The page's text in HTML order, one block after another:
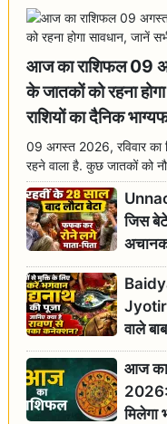
आज का राशिफल 09
के जातकों को रहना
राशियों का दैनिक
09 अगस्त 2026, रविवार का
रहने वाला है. कुछ जातकों को
जिस
अचानक
छलक
वाले
रावण
महिमा
आज का
2026:
मिलेगा